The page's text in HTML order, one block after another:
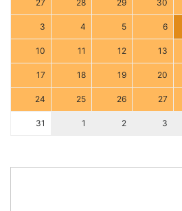
27 28 29 30
3 4 5 6
10 11 12 13
17 18 19 20
24 25 26 27
31 1 2 3